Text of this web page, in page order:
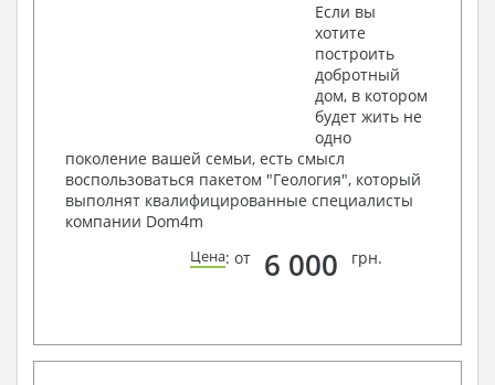
Если вы
хотите
построить
добротный
дом, в котором
будет жить не
одно
поколение вашей семьи, есть смысл
воспользоваться пакетом "Геология", который
выполнят квалифицированные специалисты
компании Dom4m
Цена: от 6 000 грн.